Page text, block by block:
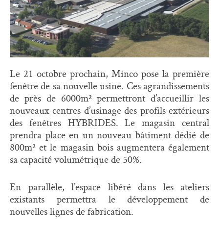
Le 21 octobre prochain, Minco pose la première
fenêtre de sa nouvelle usine. Ces agrandissements
de près de 6000m² permettront d’accueillir les
nouveaux centres d’usinage des profils extérieurs
des fenêtres HYBRIDES. Le magasin central
prendra place en un nouveau bâtiment dédié de
800m² et le magasin bois augmentera également
sa capacité volumétrique de 50%.
En parallèle, l’espace libéré dans les ateliers
existants permettra le développement de
nouvelles lignes de fabrication.